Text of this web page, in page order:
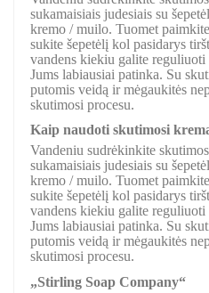
sukamaisiais judesiais su
kremo / muilo. Tuomet
sukite šepetėlį kol pasidarys
vandens kiekiu galite
Jums labiausiai patinka. Su
putomis veidą ir mėgaukitės
skutimosi procesu.
Kaip naudoti skutimosi
Vandeniu sudrėkinkite
sukamaisiais judesiais su
kremo / muilo. Tuomet
sukite šepetėlį kol pasidarys
vandens kiekiu galite
Jums labiausiai patinka. Su
putomis veidą ir mėgaukitės
skutimosi procesu.
„Stirling Soap Company“